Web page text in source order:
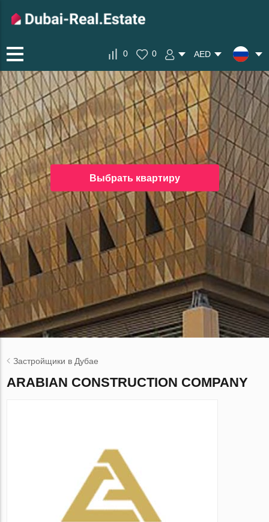
0 0 AED
Выбрать квартиру
Застройщики в Дубае
ARABIAN CONSTRUCTION COMPANY